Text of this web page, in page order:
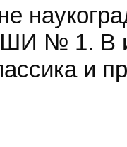
№ 1. В
и